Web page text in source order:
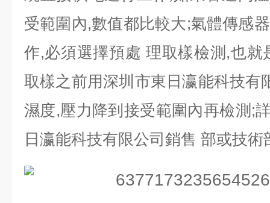
受範圍內,數值都比較大;氣體傳感
作,必須選擇預處 理取樣檢測,也就
取樣之前用深圳市東日瀛能科技有
濕度,壓力降到接受範圍內再檢測;
日瀛能科技有限公司銷售 部或技術